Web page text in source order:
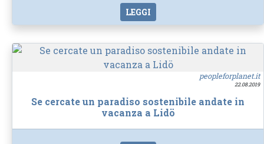
LEGGI
peopleforplanet.it
22.08.2019
Se cercate un paradiso sostenibile andate in
vacanza a Lidö